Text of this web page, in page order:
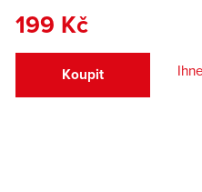
199 Kč
Koupit